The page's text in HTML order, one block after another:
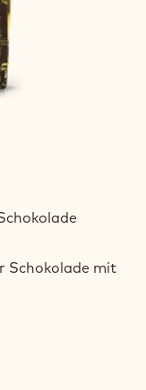
Schokolade mit